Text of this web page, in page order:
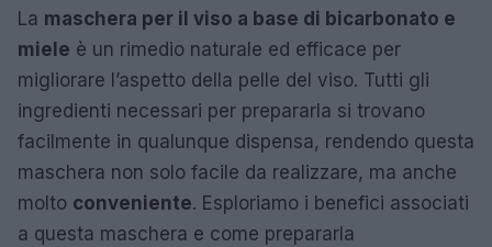
La maschera per il viso a base di bicarbonato e
miele è un rimedio naturale ed efficace per
migliorare l’aspetto della pelle del viso. Tutti gli
ingredienti necessari per prepararla si trovano
facilmente in qualunque dispensa, rendendo questa
maschera non solo facile da realizzare, ma anche
molto conveniente. Esploriamo i benefici associati
a questa maschera e come prepararla